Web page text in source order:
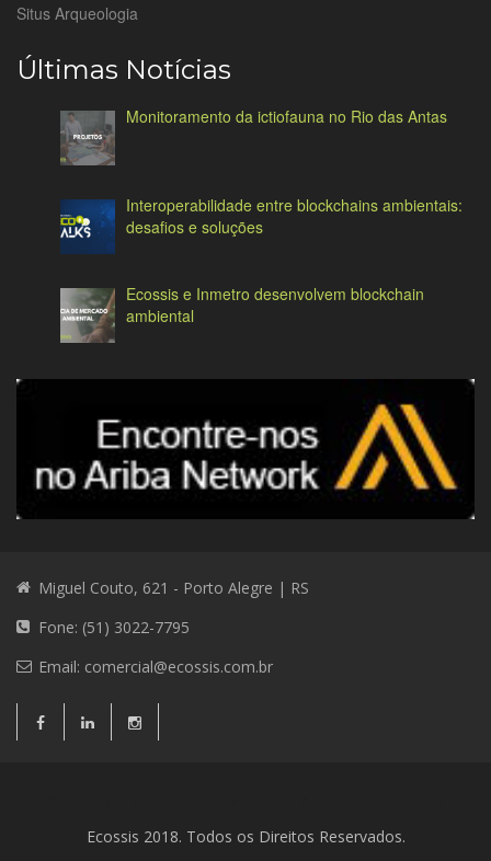
Situs Arqueologia
Últimas Notícias
Monitoramento da ictiofauna no Rio das Antas
Interoperabilidade entre blockchains ambientais:
desafios e soluções
Ecossis e Inmetro desenvolvem blockchain
ambiental
Miguel Couto, 621 - Porto Alegre | RS
Fone: (51) 3022-7795
Email: comercial@ecossis.com.br
Ecossis 2018. Todos os Direitos Reservados.